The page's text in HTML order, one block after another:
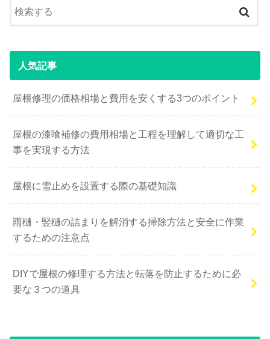
人気記事
屋根修理の価格相場と費用を安くする3つのポイント
屋根の漆喰補修の費用相場と工程を理解して適切な工
事を実現する方法
屋根に雪止めを設置する際の基礎知識
雨樋・竪樋の詰まりを解消する掃除方法と安全に作業
するための注意点
DIYで屋根の修理する方法と転落を防止するために必
要な３つの道具